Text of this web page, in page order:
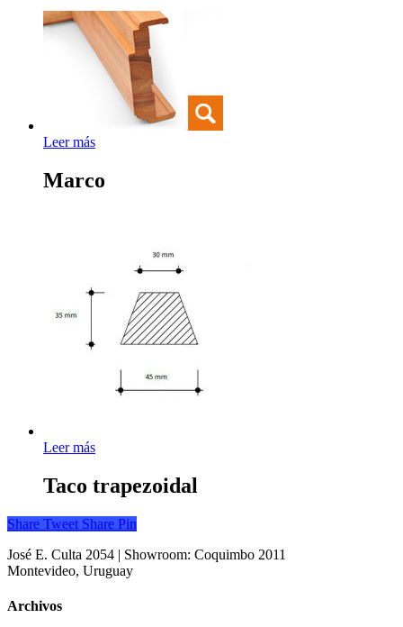
Leer más
Marco
Leer más
Taco trapezoidal
Share Tweet Share Pin
José E. Culta 2054 | Showroom: Coquimbo 2011
Montevideo, Uruguay
Archivos